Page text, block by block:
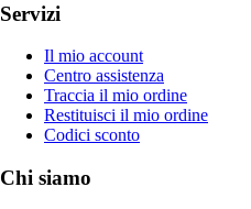
Servizi
Il mio account
Centro assistenza
Traccia il mio ordine
Restituisci il mio ordine
Codici sconto
Chi siamo